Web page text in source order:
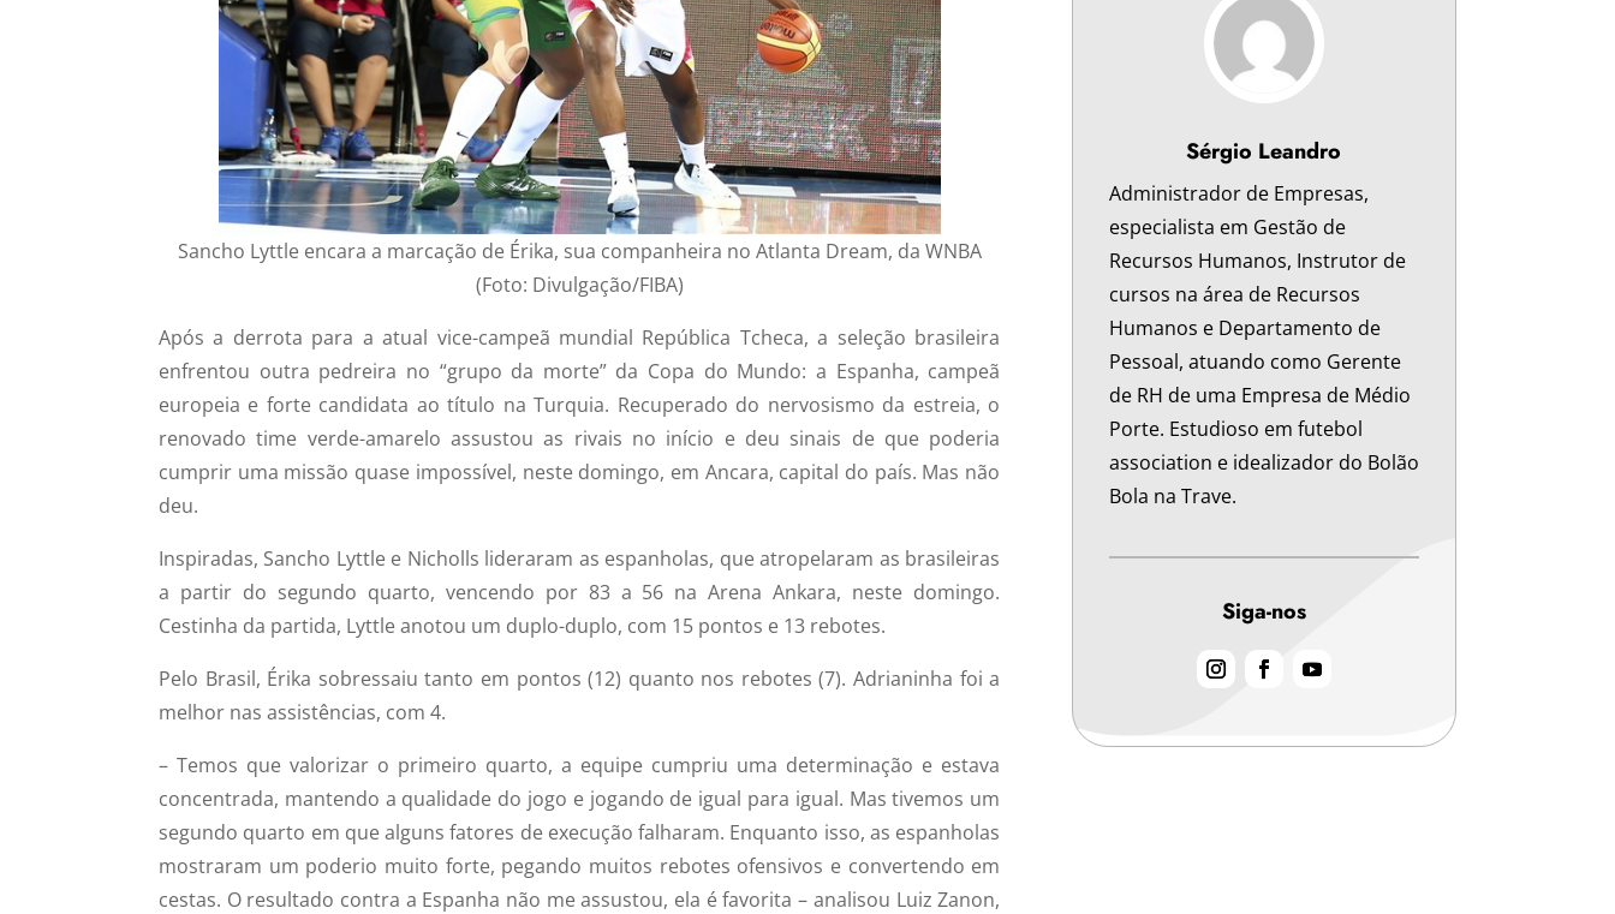
Sancho Lyttle encara a marcação de Érika, sua companheira no Atlanta Dream, da WNBA
(Foto: Divulgação/FIBA)
Após a derrota para a atual vice-campeã mundial República Tcheca, a seleção brasileira
enfrentou outra pedreira no “grupo da morte” da Copa do Mundo: a Espanha, campeã
europeia e forte candidata ao título na Turquia. Recuperado do nervosismo da estreia, o
renovado time verde-amarelo assustou as rivais no início e deu sinais de que poderia
cumprir uma missão quase impossível, neste domingo, em Ancara, capital do país. Mas não
deu.
Inspiradas, Sancho Lyttle e Nicholls lideraram as espanholas, que atropelaram as brasileiras
a partir do segundo quarto, vencendo por 83 a 56 na Arena Ankara, neste domingo.
Cestinha da partida, Lyttle anotou um duplo-duplo, com 15 pontos e 13 rebotes.
Pelo Brasil, Érika sobressaiu tanto em pontos (12) quanto nos rebotes (7). Adrianinha foi a
melhor nas assistências, com 4.
– Temos que valorizar o primeiro quarto, a equipe cumpriu uma determinação e estava
concentrada, mantendo a qualidade do jogo e jogando de igual para igual. Mas tivemos um
segundo quarto em que alguns fatores de execução falharam. Enquanto isso, as espanholas
mostraram um poderio muito forte, pegando muitos rebotes ofensivos e convertendo em
cestas. O resultado contra a Espanha não me assustou, ela é favorita – analisou Luiz Zanon,
Sérgio Leandro
Administrador de Empresas,
especialista em Gestão de
Recursos Humanos, Instrutor de
cursos na área de Recursos
Humanos e Departamento de
Pessoal, atuando como Gerente
de RH de uma Empresa de Médio
Porte. Estudioso em futebol
association e idealizador do Bolão
Bola na Trave.
Siga-nos